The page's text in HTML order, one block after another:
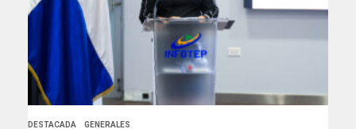
DESTACADA GENERALES